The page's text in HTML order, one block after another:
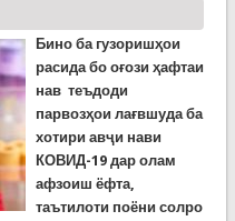
Бино ба гузоришҳои
расида бо оғози ҳафтаи
нав теъдоди
парвозҳои лағвшуда ба
хотири авҷи нави
КОВИД-19 дар олам
афзоиш ёфта,
таътилоти поёни солро